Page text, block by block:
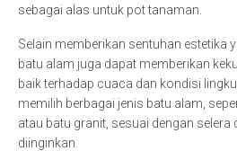
sebagai alas untuk pot tanaman.
Selain memberikan sentuhan estetika
batu alam juga dapat memberikan
baik terhadap cuaca dan kondisi
memilih berbagai jenis batu alam,
atau batu granit, sesuai dengan selera
diinginkan.